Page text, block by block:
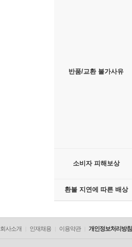
반품/교환 불가사유
소비자 피해보상
환불 지연에 따른 배상
회사소개 인재채용 이용약관 개인정보처리방침